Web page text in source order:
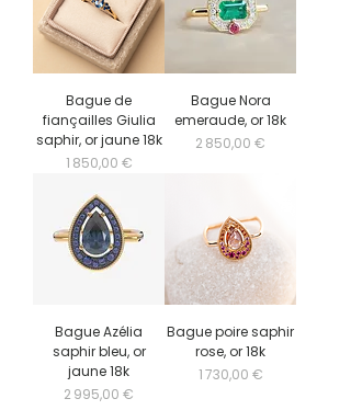
Bague de
fiançailles Giulia
saphir, or jaune 18k
Prix
1 850,00 €
Bague Nora
emeraude, or 18k
Prix
2 850,00 €
Bague Azélia
saphir bleu, or
jaune 18k
Prix
2 995,00 €
Bague poire saphir
rose, or 18k
Prix
1 730,00 €